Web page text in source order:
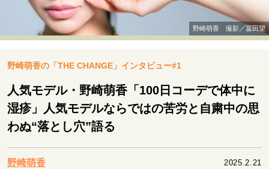
SPECIAL 注目の記事テーマで探す
運命を変えた出会い 決断の裏側
表現者の葛藤
人生が動いた日 10代の挫折と原点
セカンドキャリアの描き方
野崎萌香 撮影／冨田望
野崎萌香の「THE CHANGE」インタビュー#1
人気モデル・野崎萌香「100日コーデで体中に
湿疹」人気モデルならではの苦労と自粛中の思
わぬ“落とし穴”語る
野崎萌香 2025.2.21